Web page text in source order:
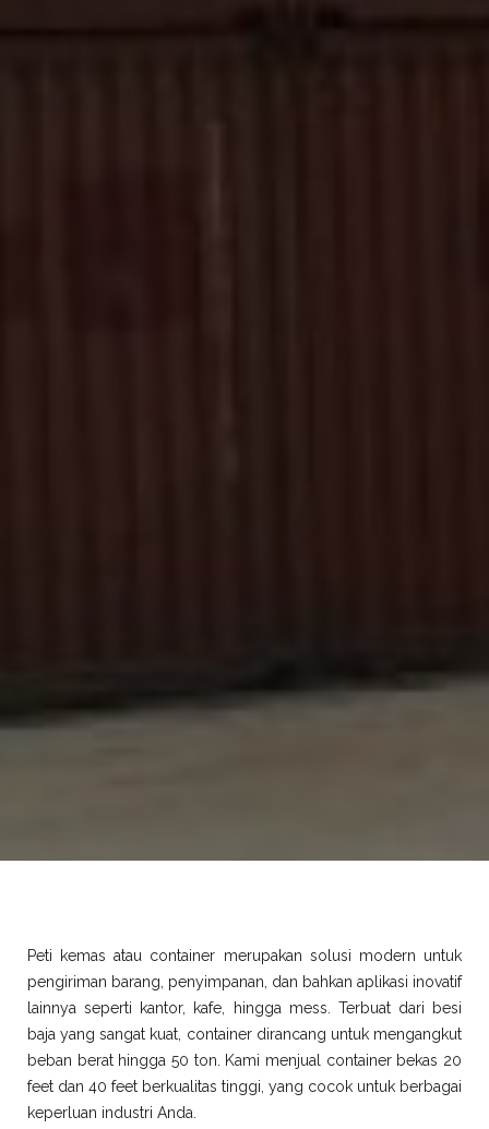
Peti kemas atau container merupakan solusi modern untuk
pengiriman barang, penyimpanan, dan bahkan aplikasi inovatif
lainnya seperti kantor, kafe, hingga mess. Terbuat dari besi
baja yang sangat kuat, container dirancang untuk mengangkut
beban berat hingga 50 ton. Kami menjual container bekas 20
feet dan 40 feet berkualitas tinggi, yang cocok untuk berbagai
keperluan industri Anda.